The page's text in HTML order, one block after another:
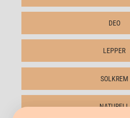
DEO
LEPPER
SOLKREM
NATURELL